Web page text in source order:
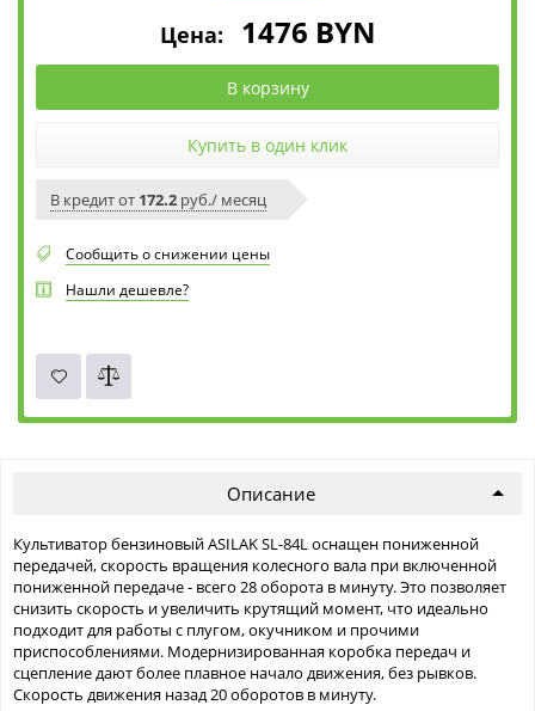
Цена: 1476 BYN
В корзину
Купить в один клик
В кредит от 172.2 руб./ месяц
Сообщить о снижении цены
Нашли дешевле?
Описание
Культиватор бензиновый ASILAK SL-84L оснащен пониженной
передачей, cкорость вращения колесного вала при включенной
пониженной передаче - всего 28 оборота в минуту. Это позволяет
снизить скорость и увеличить крутящий момент, что идеально
подходит для работы с плугом, окучником и прочими
приспособлениями. Модернизированная коробка передач и
сцепление дают более плавное начало движения, без рывков.
Скорость движения назад 20 оборотов в минуту.